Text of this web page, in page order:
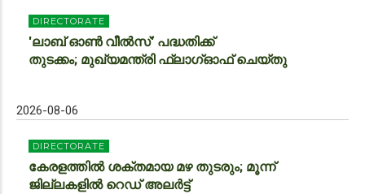
DIRECTORATE
'ലാബ് ഓൺ വീൽസ്' പദ്ധതിക്ക്
തുടക്കം; മുഖ്യമന്ത്രി ഫ്ലാഗ്ഓഫ് ചെയ്തു
2026-08-06
DIRECTORATE
കേരളത്തിൽ ശക്തമായ മഴ തുടരും; മൂന്ന്
ജില്ലകളിൽ റെഡ് അലർട്ട്